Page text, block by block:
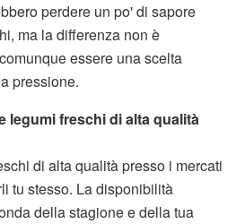
perdere un po' di sapore
ma la differenza non è
essere una scelta
pressione.
legumi freschi di alta qualità
di alta qualità presso i mercati
tu stesso. La disponibilità
della stagione e della tua